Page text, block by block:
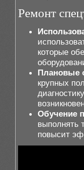
Ремонт
которые
Плановые
крупных
Обучение
выполнять
повысит